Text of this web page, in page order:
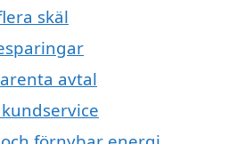
skäl
avtal